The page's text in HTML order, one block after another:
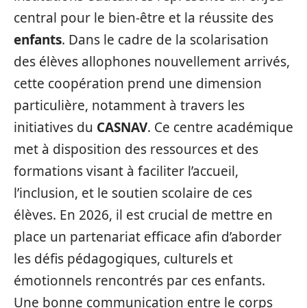
central pour le bien-être et la réussite des
enfants. Dans le cadre de la scolarisation
des élèves allophones nouvellement arrivés,
cette coopération prend une dimension
particulière, notamment à travers les
initiatives du CASNAV. Ce centre académique
met à disposition des ressources et des
formations visant à faciliter l’accueil,
l’inclusion, et le soutien scolaire de ces
élèves. En 2026, il est crucial de mettre en
place un partenariat efficace afin d’aborder
les défis pédagogiques, culturels et
émotionnels rencontrés par ces enfants.
Une bonne communication entre le corps